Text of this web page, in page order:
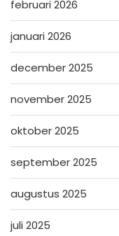
februari 2026
januari 2026
december 2025
november 2025
oktober 2025
september 2025
augustus 2025
juli 2025